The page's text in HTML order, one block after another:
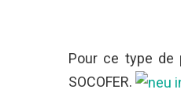
Pour ce type de
SOCOFER.